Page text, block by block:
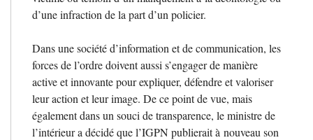
d’une infraction de la part d’un policier.
Dans une société d’information et de communication, les
forces de l’ordre doivent aussi s’engager de manière
active et innovante pour expliquer, défendre et valoriser
leur action et leur image. De ce point de vue, mais
également dans un souci de transparence, le ministre de
l’intérieur a décidé que l’IGPNpublierait à nouveau son